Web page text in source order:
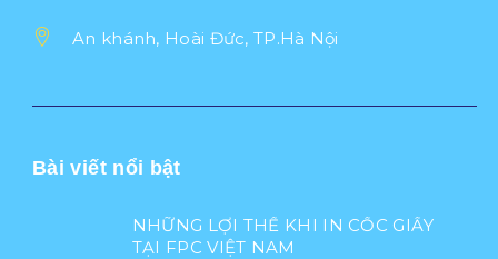
An khánh, Hoài Đức, TP.Hà Nội
Bài viết nổi bật
NHỮNG LỢI THẾ KHI IN CỐC GIẤY
TẠI FPC VIỆT NAM